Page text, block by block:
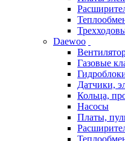
Daewoo
Газовые
Датчики,
Кольца,
Насосы
Платы,